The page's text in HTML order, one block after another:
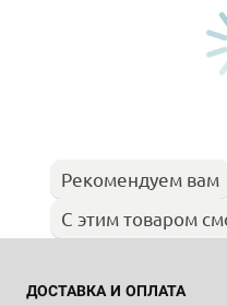
Рекомендуем вам
С этим товаром
ДОСТАВКА И ОПЛАТА